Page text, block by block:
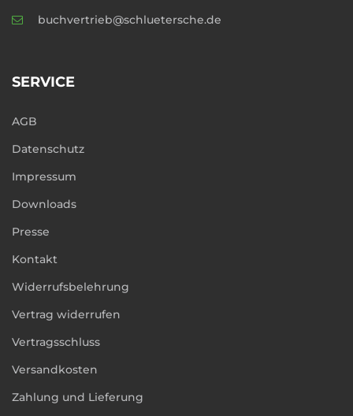
buchvertrieb@schluetersche.de
SERVICE
AGB
Datenschutz
Impressum
Downloads
Presse
Kontakt
Widerrufsbelehrung
Vertrag widerrufen
Vertragsschluss
Versandkosten
Zahlung und Lieferung